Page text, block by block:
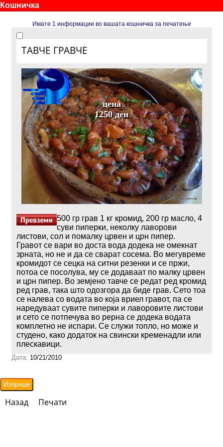
Кошничка
Имате 1 информации во вашата кошничка за печатење
ТАВЧЕ ГРАВЧЕ
цена
1250 ден
500 гр грав 1 кг кромид, 200 гр масло, 4
суви пиперки, неколку лаворови
листови, сол и помалку црвен и црн пипер.
Гравот се вари во доста вода додека не омекнат
зрната, но не и да се сварат сосема. Во мегувреме
кромидот се сецка на ситни резенки и се пржи,
потоа се посолува, му се додаваат по малку црвен
и црн пипер. Во земјено тавче се редат ред кромид
ред грав, така што одозгора да биде грав. Сето тоа
се налева со водата во која вриел гравот, па се
наредуваат сувите пиперки и лаворовите листови
и сето се потпечува во рерна се додека водата
комплетно не испари. Се служи топло, но може и
студено, како додаток на свински кременадли или
плескавици.
Дата: 10/21/2010
Назад Печати